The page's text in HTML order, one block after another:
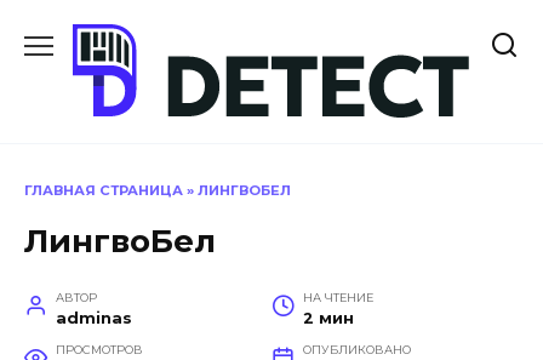
содержанию
ГЛАВНАЯ СТРАНИЦА » ЛИНГВОБЕЛ
ЛингвоБел
АВТОР
adminas
НА ЧТЕНИЕ
2 мин
ПРОСМОТРОВ ОПУБЛИКОВАНО